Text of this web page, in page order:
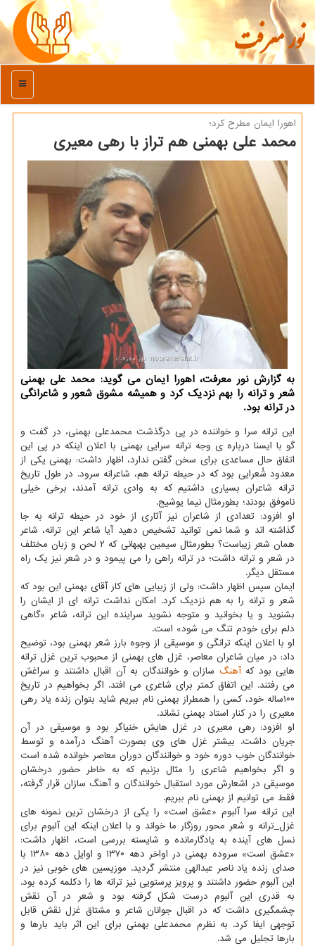
نور معرفت
منو
اهورا ایمان مطرح كرد؛
محمد علی بهمنی هم تراز با رهی معیری
به گزارش نور معرفت، اهورا ایمان می گوید: محمد علی بهمنی
شعر و ترانه را بهم نزدیک کرد و همیشه مشوق شعور و شاعرانگی
در ترانه بود.
این ترانه سرا و خواننده در پی درگذشت محمدعلی بهمنی، در گفت و
گو با ایسنا درباره ی وجه ترانه سرایی بهمنی با اعلان اینکه در پی این
اتفاق حال مساعدی برای سخن گفتن ندارد، اظهار داشت: بهمنی یکی از
معدود شُعرایی بود که در حیطه ترانه هم، شاعرانه سرود. در طول تاریخ
ترانه شاعران بسیاری داشتیم که به وادی ترانه آمدند، برخی خیلی
ناموفق بودند؛ بطورمثال نیما یوشیج.
او افزود: تعدادی از شاعران نیز آثاری از خود در حیطه ترانه به جا
گذاشته اند و شما نمی توانید تشخیص دهید آیا شاعر این ترانه، شاعر
همان شعر زیباست؟ بطورمثال سیمین بهبهانی که ۲ لحن و زبان مختلف
در شعر و ترانه داشت؛ در ترانه راهی را می پیمود و در شعر نیز یک راه
مستقل دیگر.
ایمان سپس اظهار داشت: ولی از زیبایی های کار آقای بهمنی این بود که
شعر و ترانه را به هم نزدیک کرد. امکان نداشت ترانه ای از ایشان را
بشنوید و یا بخوانید و متوجه نشوید سراینده این ترانه، شاعر «گاهی
دلم برای خودم تنگ می شود» است.
او با اعلان اینکه ترانگی و موسیقی از وجوه بارز شعر بهمنی بود، توضیح
داد: در میان شاعران معاصر، غزل های بهمنی از محبوب ترین غزل ترانه
هایی بود کهآهنگ سازان و خوانندگان به آن اقبال داشتند و سراغش
می رفتند. این اتفاق کمتر برای شاعری می افتد. اگر بخواهیم در تاریخ
۱۰۰ساله خود، کسی را همطراز بهمنی نام ببریم شاید بتوان زنده یاد رهی
معیری را در کنار استاد بهمنی نشاند.
او افزود: رهی معیری در غزل هایش خنیاگر بود و موسیقی در آن
جریان داشت. بیشتر غزل های وی بصورت آهنگ درآمده و توسط
خوانندگان خوب دوره خود و خوانندگان دوران معاصر خوانده شده است
و اگر بخواهیم شاعری را مثال بزنیم که به خاطر حضور درخشان
موسیقی در اشعارش مورد استقبال خوانندگان و آهنگ سازان قرار گرفته،
فقط می توانیم از بهمنی نام ببریم.
این ترانه سرا آلبوم «عشق است» را یکی از درخشان ترین نمونه های
غزل_ترانه و شعر محور روزگار ما خواند و با اعلان اینکه این آلبوم برای
نسل های آینده به یادگارمانده و شایسته بررسی است، اظهار داشت:
«عشق است» سروده بهمنی در اواخر دهه ۱۳۷۰ و اوایل دهه ۱۳۸۰ با
صدای زنده یاد ناصر عبدالهی منتشر گردید. موزیسین های خوبی نیز در
این آلبوم حضور داشتند و پرویز پرستویی نیز ترانه ها را دکلمه کرده بود.
به قدری این آلبوم درست شکل گرفته بود و شعر در آن نقش
چشمگیری داشت که در اقبال جوانان شاعر و مشتاق غزل نقش قابل
توجهی ایفا کرد. به نظرم محمدعلی بهمنی برای این اثر باید بارها و
بارها تجلیل می شد.